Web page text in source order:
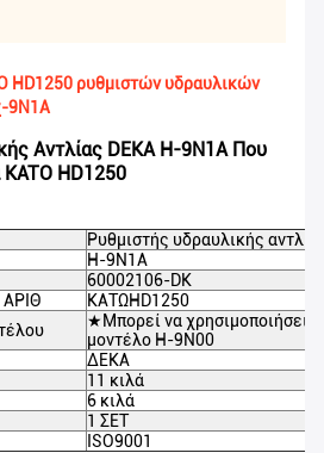
HD1250 ρυθμιστών υδραυλικών
9N1A
Αντλίας DEKA H-9N1A Που
KATO HD1250
Ρυθμιστής υδραυλικής
Η-9Ν1Α
60002106-DK
ΚΑΤΩHD1250
★Μπορεί να χρησιμοποιήσει
μοντέλο H-9N00
ΔΕΚΑ
11 κιλά
6 κιλά
1 ΣΕΤ
ISO9001